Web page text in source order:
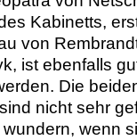
Kabinetts,
von
ist ebenfalls
Die
nicht sehr
wundern, wenn